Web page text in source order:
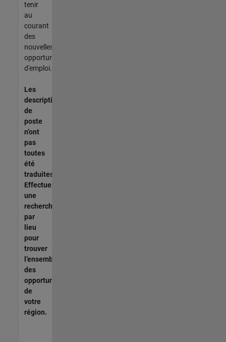
tenir
au
courant
des
nouvelles
opportunités
d'emploi.
Les
descriptions
de
poste
n’ont
pas
toutes
été
traduites.
Effectuez
une
recherche
par
lieu
pour
trouver
l’ensemble
des
opportunités
de
votre
région.